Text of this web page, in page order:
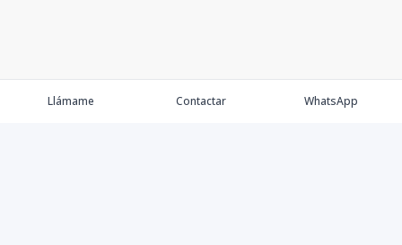
Llámame Contactar WhatsApp